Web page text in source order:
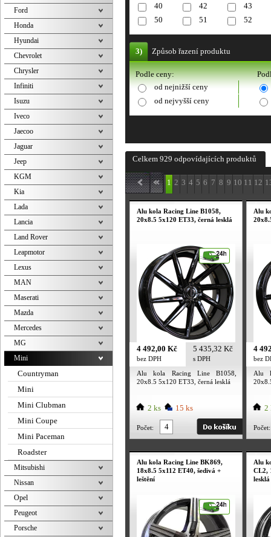
40
42
43
50
51 52
3) Způsob řazení produktu
Podle ceny:
od nejnižší ceny
od nejvyšší ceny
Celkem 929 odpovídajících produktů
1 2 3 4 5 6 7 8 9 10 11 12
Alu kola Racing Line B1058,
20x8.5 5x120 ET33, černá lesklá
4 492,00 Kč
bez DPH
5 435,32 Kč
s DPH
Alu kola Racing Line B1058,
20x8.5 5x120 ET33, černá lesklá
2 ks 15 ks
Počet:
Alu
4
bez
Alu
2
Počet:
Alu kola Racing Line BK869,
18x8.5 5x112 ET40, šedivá +
leštění
Alu
CL2,
lesklá
Ford
Honda
Hyundai
Chevrolet
Chrysler
Infiniti
Isuzu
Iveco
Jaecoo
Jaguar
Jeep
KGM
Kia
Lada
Lancia
Land Rover
Leapmotor
Lexus
MAN
Maserati
Mazda
Mercedes
MG
Mini
Countryman
Mini
Mini Clubman
Mini Coupe
Mini Paceman
Roadster
Mitsubishi
Nissan
Opel
Peugeot
Porsche